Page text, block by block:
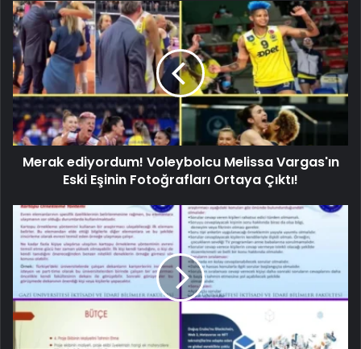
Merak ediyordum! Voleybolcu Melissa Vargas'ın
Eski Eşinin Fotoğrafları Ortaya Çıktı!